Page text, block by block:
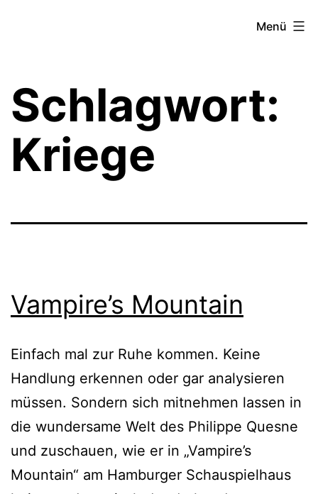
Menü
Schlagwort:
Kriege
Vampire’s Mountain
Einfach mal zur Ruhe kommen. Keine
Handlung erkennen oder gar analysieren
müssen. Sondern sich mitnehmen lassen in
die wundersame Welt des Philippe Quesne
und zuschauen, wie er in „Vampire’s
Mountain“ am Hamburger Schauspielhaus